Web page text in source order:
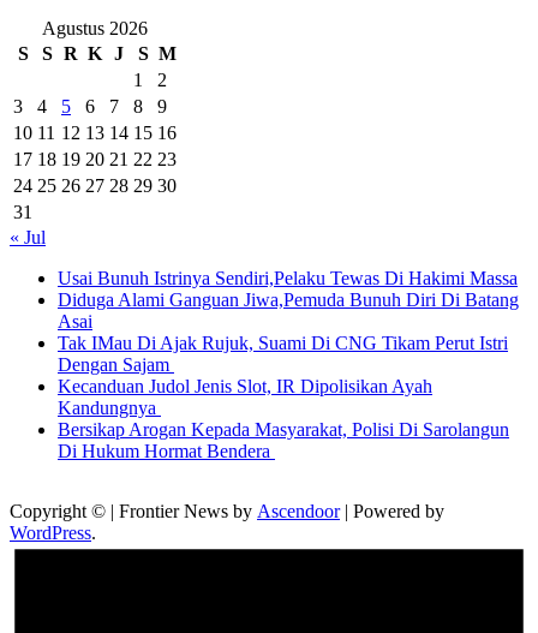
Agustus 2026
S
S R K J S M
1
2
3
4 5 6 7 8
9
10 11 12 13 14 15 16
17 18 19 20 21 22 23
24 25 26 27 28 29 30
31
« Jul
Usai Bunuh Istrinya Sendiri,Pelaku Tewas Di Hakimi Massa
Diduga Alami Ganguan Jiwa,Pemuda Bunuh Diri Di Batang
Asai
Tak IMau Di Ajak Rujuk, Suami Di CNG Tikam Perut Istri
Dengan Sajam
Kecanduan Judol Jenis Slot, IR Dipolisikan Ayah
Kandungnya
Bersikap Arogan Kepada Masyarakat, Polisi Di Sarolangun
Di Hukum Hormat Bendera
Copyright © | Frontier News by Ascendoor| Powered by
WordPress.